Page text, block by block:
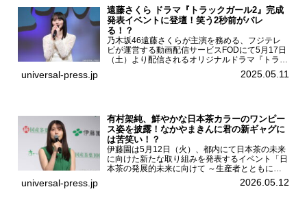
遠藤さくら ドラマ『トラックガール2』完成
発表イベントに登壇！笑う2秒前がバレ
る！？
乃木坂46遠藤さくらが主演を務める、フジテレ
ビが運営する動画配信サービスFODにて5月17日
（土）より配信されるオリジナルドラマ『トラッ
クガール2』の完成発表イベントが５月10日
（土）都内で開催された。FODドラマ『トラック
universal-press.jp 2025.05.11
有村架純、鮮やかな日本茶カラーのワンピー
ス姿を披露！なかやまきんに君の新ギャグに
は苦笑い！？
伊藤園は5月12日（火）、都内にて日本茶の未来
に向けた新たな取り組みを発表するイベント「日
本茶の発展的未来に向けて ～生産者とともに。
日本茶を世界へ～」を開催。イベントには伊藤園
のCMキャラクターを務める有村架純、伊藤園よ
universal-press.jp 2026.05.12